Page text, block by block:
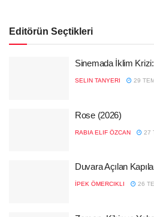
Editörün Seçtikleri
Sinemada İklim
SELIN TANYERI 29
Rose (2026)
RABIA ELIF ÖZCAN 27
Duvara Açılan
İPEK ÖMERCIKLI 26